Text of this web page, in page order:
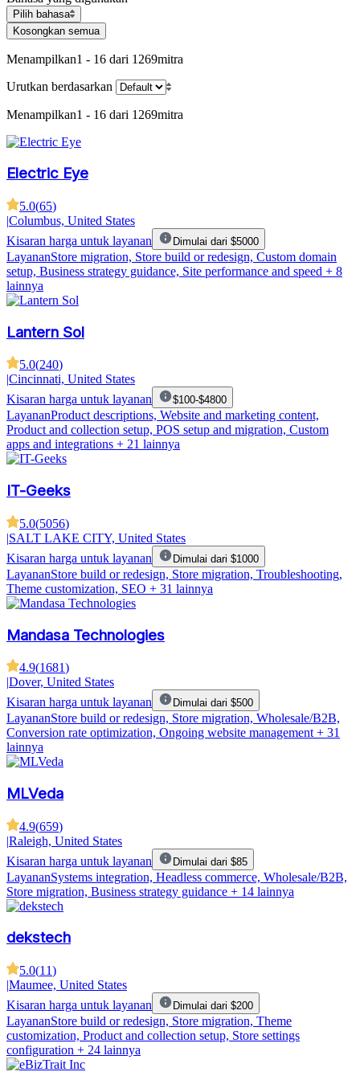
Pilih bahasa
Kosongkan semua
Menampilkan1 - 16 dari 1269mitra
Urutkan berdasarkan
Menampilkan1 - 16 dari 1269mitra
Electric Eye
5.0(65)
|Columbus, United States
Kisaran harga untuk layanan
Dimulai dari $5000
LayananStore migration, Store build or redesign, Custom domain
setup, Business strategy guidance, Site performance and speed + 8
lainnya
Lantern Sol
5.0(240)
Cincinnati, United States
Kisaran harga untuk layanan
$100-$4800
LayananProduct descriptions, Website and marketing content,
Product and collection setup, POS setup and migration, Custom
apps and integrations + 21 lainnya
IT-Geeks
5.0(5056)
|SALT LAKE CITY, United States
Kisaran harga untuk layanan
Dimulai dari $1000
LayananStore build or redesign, Store migration, Troubleshooting,
Theme customization, SEO + 31 lainnya
Mandasa Technologies
4.9(1681)
|Dover, United States
Kisaran harga untuk layanan
Dimulai dari $500
LayananStore build or redesign, Store migration, Wholesale/B2B,
Conversion rate optimization, Ongoing website management + 31
lainnya
MLVeda
4.9(659)
|Raleigh, United States
Kisaran harga untuk layanan
Dimulai dari $85
LayananSystems integration, Headless commerce, Wholesale/B2B,
Store migration, Business strategy guidance + 14 lainnya
dekstech
5.0(11)
|Maumee, United States
Kisaran harga untuk layanan
Dimulai dari $200
LayananStore build or redesign, Store migration, Theme
customization, Product and collection setup, Store settings
configuration + 24 lainnya